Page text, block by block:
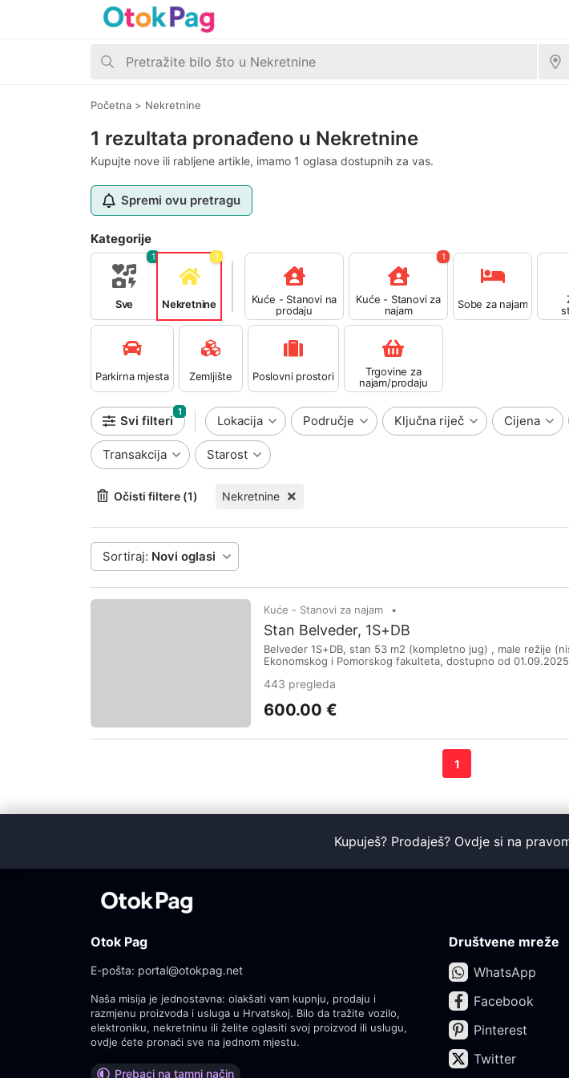
Početna > Nekretnine
1 rezultata pronađeno u Nekretnine
Kupujte nove ili rabljene artikle, imamo 1 oglasa dostupnih za vas.
Spremi ovu pretragu
Kategorije
Sve
1
Nekretnine
1
Kuće - Stanovi na
prodaju
Kuće - Stanovi za
najam
1
Sobe za najam
Parkirna mjesta Zemljište Poslovni prostori
Trgovine za
najam/prodaju
Svi filteri
1
Lokacija Područje Ključna riječ Cijena
Transakcija Starost
Očisti filtere (1) Nekretnine
Sortiraj: Novi oglasi
Kuće - Stanovi za najam
Stan Belveder, 1S+DB
Belveder 1S+DB, stan 53 m2 (kompletno jug) , male režije
Ekonomskog i Pomorskog fakulteta, dostupno od 01.09.2025
443 pregleda
600.00 €
1
Kupuješ? Prodaješ? Ovdje si na
Otok Pag
E-pošta: portal@otokpag.net
Naša misija je jednostavna: olakšati vam kupnju, prodaju i
razmjenu proizvoda i usluga u Hrvatskoj. Bilo da tražite vozilo,
elektroniku, nekretninu ili želite oglasiti svoj proizvod ili uslugu,
ovdje ćete pronaći sve na jednom mjestu.
Prebaci na tamni način
Društvene mreže
WhatsApp
Facebook
Pinterest
Twitter